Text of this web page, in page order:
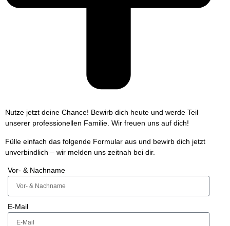
Nutze jetzt deine Chance! Bewirb dich heute und werde Teil
unserer professionellen Familie. Wir freuen uns auf dich!
Fülle einfach das folgende Formular aus und bewirb dich jetzt
unverbindlich – wir melden uns zeitnah bei dir.
Vor- & Nachname
E-Mail